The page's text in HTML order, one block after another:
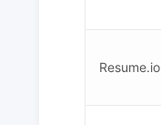
Resume.io